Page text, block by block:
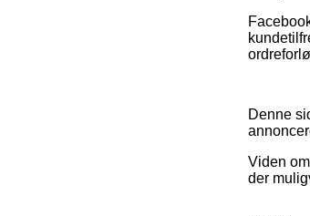
Denne
Viden
der